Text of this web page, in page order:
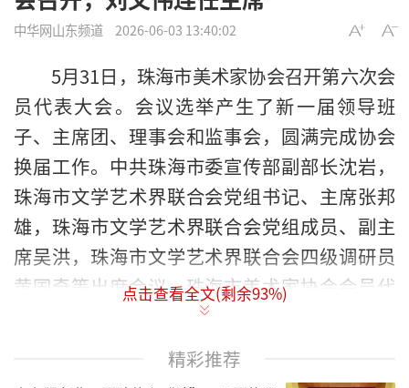
中华网山东频道 2026-06-03 13:40:02
5月31日，珠海市美术家协会召开第六次会
员代表大会。会议选举产生了新一届领导班
子、主席团、理事会和监事会，圆满完成协会
换届工作。中共珠海市委宣传部副部长沈岩，
珠海市文学艺术界联合会党组书记、主席张邦
雄，珠海市文学艺术界联合会党组成员、副主
席吴洪，珠海市文学艺术界联合会四级调研员
黄国奇等出席会议，珠海市美术家协会会员代
表参会。广东省美术家协会发来贺信。
大会在庄严的国歌声中开幕。
点击查看全文(剩余93%)
精彩推荐